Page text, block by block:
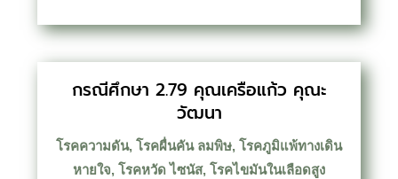
กรณีศึกษา 2.79 คุณเครือแก้ว คุณะ
วัฒนา
โรคความดัน, โรคผื่นคัน ลมพิษ, โรคภูมิแพ้ทางเดิน
หายใจ, โรคหวัด ไซนัส, โรคไขมันในเลือดสูง